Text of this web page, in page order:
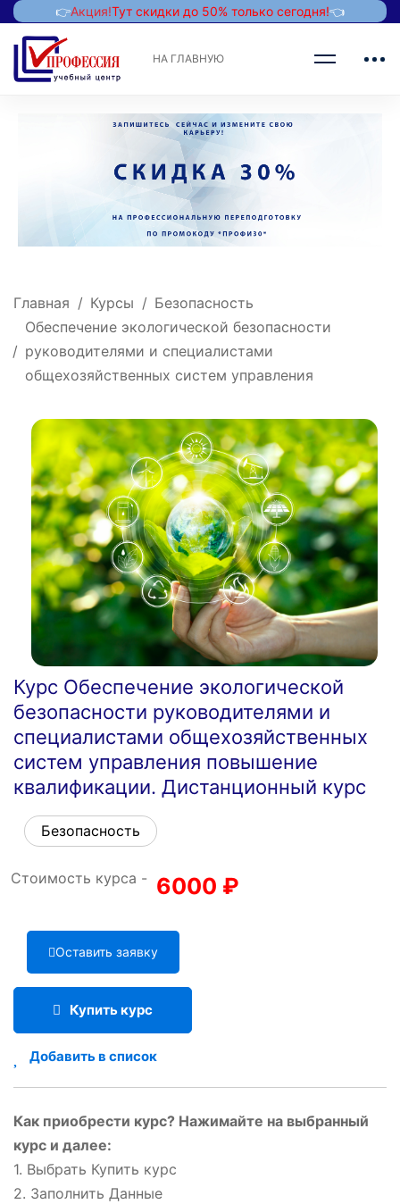
👉Акция!Тут скидки до 50% только сегодня!👈
НА ГЛАВНУЮ
Главная Курсы
Безопасность
Обеспечение экологической безопасности
руководителями и специалистами
общехозяйственных систем управления
Курс Обеспечение экологической
безопасности руководителями и
специалистами общехозяйственных
систем управления повышение
квалификации. Дистанционный курс
Безопасность
Стоимость курса - 6000 ₽
Оставить заявку
Купить курс
Добавить в список
Как приобрести курс? Нажимайте на выбранный
курс и далее:
1. Выбрать Купить курс
2. Заполнить Данные